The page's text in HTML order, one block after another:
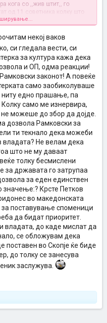
кога со ,,жив штит,, го
од 11 советника колку што
политичката група на СДСМ
да тврдам, но
мина биле тука
е ку*ва.
некој ваков
си гледала вести, си
за култура кажа дека
и ОП, одма реакции!
законот! А повеќе
само заобиколуваше
ниту едно прашање, па
само ме изнервира,
можеше до збор да дојде.
дозвола Рамковски за
ти текнало дека можеби
владата? Не велам дека
што не му даваат
толку бесмислени
за државата го затрупаа
за еден единствен
значење:? Крсте Петков
во македонската
за поставување споменици
да бидат приоритет.
владата, до каде мислат да
се обложувам дека
поставен во Скопје ќе биде
до толку се занесува
заслужува.